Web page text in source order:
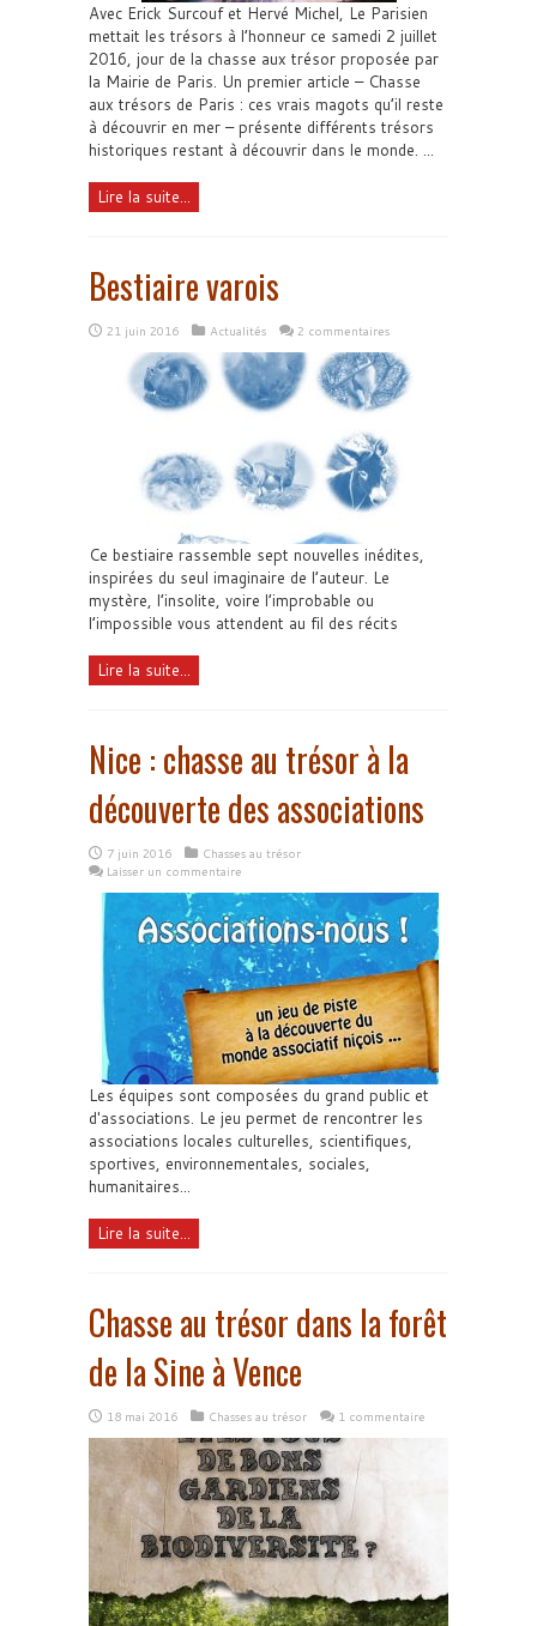
Avec Erick Surcouf et Hervé Michel, Le Parisien
mettait les trésors à l’honneur ce samedi 2 juillet
2016, jour de la chasse aux trésor proposée par
la Mairie de Paris. Un premier article – Chasse
aux trésors de Paris : ces vrais magots qu’il reste
à découvrir en mer – présente différents trésors
historiques restant à découvrir dans le monde. ...
Lire la suite...
Bestiaire varois
21 juin 2016 Actualités 2 commentaires
Ce bestiaire rassemble sept nouvelles inédites,
inspirées du seul imaginaire de l’auteur. Le
mystère, l’insolite, voire l’improbable ou
l’impossible vous attendent au fil des récits
Lire la suite...
Nice : chasse au trésor à la
découverte des associations
7 juin 2016
Chasses au trésor
Laisser un commentaire
Les équipes sont composées du grand public et
d'associations. Le jeu permet de rencontrer les
associations locales culturelles, scientifiques,
sportives, environnementales, sociales,
humanitaires...
Lire la suite...
Chasse au trésor dans la forêt
de la Sine à Vence
18 mai 2016 Chasses au trésor 1 commentaire